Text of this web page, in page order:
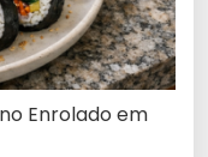
Enrolado em